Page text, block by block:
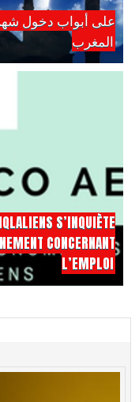
على أبواب دخول
المغرب
S’INQUIÈTE
CONCERNANT
L’EMPLOI